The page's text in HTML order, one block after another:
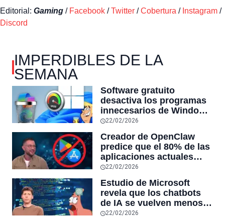
Editorial: Gaming / Facebook /Twitter /Cobertura / Instagram /
Discord
IMPERDIBLES DE LA
SEMANA
Software gratuito
desactiva los programas
innecesarios de Windows
11 y optimiza el PC,
reduciendo el uso de la
RAM y mucho más
22/02/2026
Creador de OpenClaw
predice que el 80% de las
aplicaciones actuales
desaparecerán en el
futuro: “Solo sobrevivirán
las aplicaciones con
sensores únicos o
conexiones especiales a
hardware
22/02/2026
Estudio de Microsoft
revela que los chatbots
de IA se vuelven menos
confiables mientras más
22/02/2026